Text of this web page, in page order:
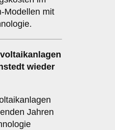
Modellen mit
wieder
Jahren